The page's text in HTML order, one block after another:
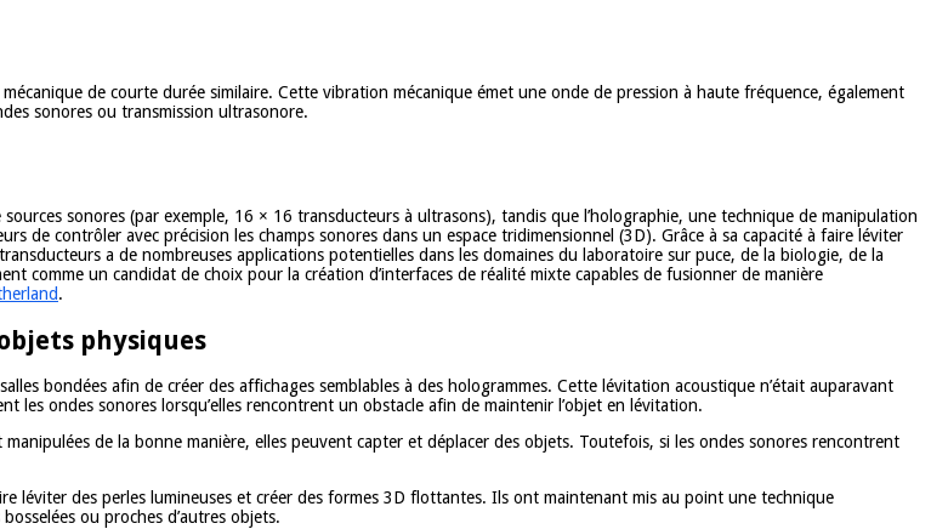
de courte durée similaire. Cette vibration mécanique émet une onde de pression à haute fréquence, également
sonores ou transmission ultrasonore.
sonores (par exemple, 16 × 16 transducteurs à ultrasons), tandis que l’holographie, une technique de manipulation
de contrôler avec précision les champs sonores dans un espace tridimensionnel (3D). Grâce à sa capacité à faire léviter
a de nombreuses applications potentielles dans les domaines du laboratoire sur puce, de la biologie, de la
comme un candidat de choix pour la création d’interfaces de réalité mixte capables de fusionner de manière
.
physiques
bondées afin de créer des affichages semblables à des hologrammes. Cette lévitation acoustique n’était auparavant
les ondes sonores lorsqu’elles rencontrent un obstacle afin de maintenir l’objet en lévitation.
de la bonne manière, elles peuvent capter et déplacer des objets. Toutefois, si les ondes sonores rencontrent
léviter des perles lumineuses et créer des formes 3D flottantes. Ils ont maintenant mis au point une technique
ou proches d’autres objets.